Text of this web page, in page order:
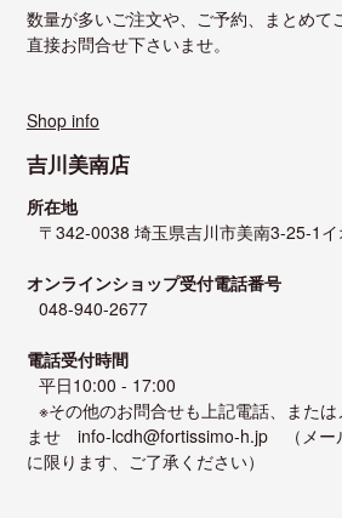
数量が多いご注文や、ご予約、まとめて
直接お問合せ下さいませ。
Shop info
吉川美南店
所在地
〒342-0038 埼玉県吉川市美南3-25-1
オンラインショップ受付電話番号
048-940-2677
電話受付時間
平日10:00 - 17:00
※その他のお問合せも上記電話、また
ませ info-lcdh@fortissimo-h.jp （メー
に限ります、ご了承ください）